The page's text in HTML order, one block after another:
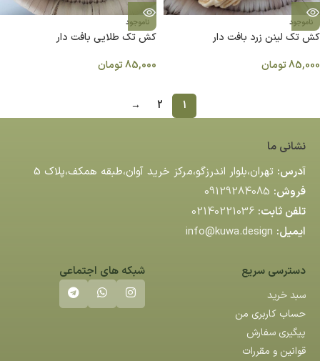
ناموجود
کش تک لینن زرد بافت دار
85,000تومان
ناموجود
کش تک طلایی بافت دار
85,000تومان
1
2
→
نشانی ما
آدرس: تهران،بلوار اندرزگو،مركز خريد آوان،طبقه همكف،پلاك 5
فروش: 09129284085
تلفن ثابت: 02140221036
ایمیل: info@kuwa.design
دسترسی سریع
سبد خرید
حساب کاربری من
پیگیری سفارش
قوانین و مقررات
شبکه های اجتماعی